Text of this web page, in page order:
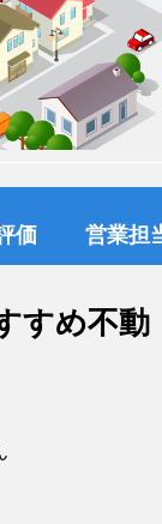
価 営業担
すめ不動